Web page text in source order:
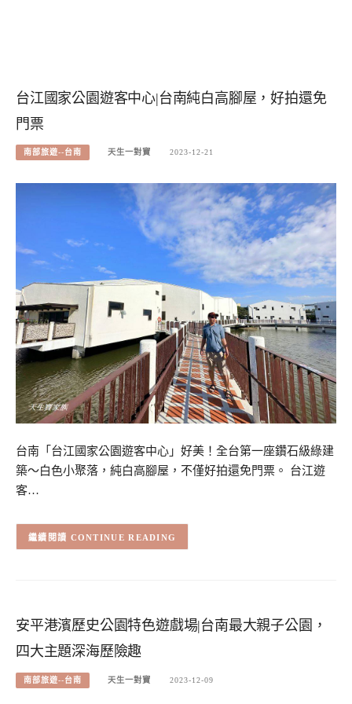
台江國家公園遊客中心|台南純白高腳屋，好拍還免
門票
南部旅遊--台南 天生一對寶 2023-12-21
台南「台江國家公園遊客中心」好美！全台第一座鑽石級綠建
築～白色小聚落，純白高腳屋，不僅好拍還免門票。 台江遊
客…
CONTINUE READING
安平港濱歷史公園特色遊戲場|台南最大親子公園，
四大主題深海歷險趣
南部旅遊--台南 天生一對寶 2023-12-09